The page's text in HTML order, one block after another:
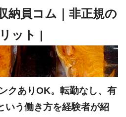
クありOK。転勤なし、有
いう働き方を経験者が紹